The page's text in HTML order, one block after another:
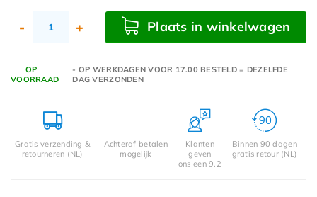
- + Plaats in winkelwagen
OP
VOORRAAD
- OP WERKDAGEN VOOR 17.00 BESTELD = DEZELFDE
DAG VERZONDEN
Gratis verzending &
retourneren (NL)
Achteraf betalen
mogelijk
Klanten
geven
ons een 9.2
Binnen 90 dagen
gratis retour (NL)